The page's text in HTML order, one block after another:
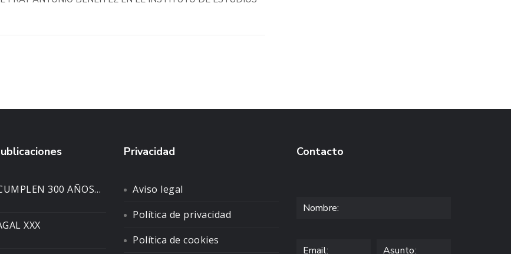
300 AÑOS…
XXX
Privacidad
Aviso legal
Política de privacidad
Política de cookies
Contacto